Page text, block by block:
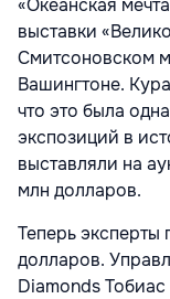
«Океанская
выставки
Смитсоновском
Вашингтоне.
что это была
экспозиций в
выставляли на
млн долларов.
Теперь
долларов.
Diamonds